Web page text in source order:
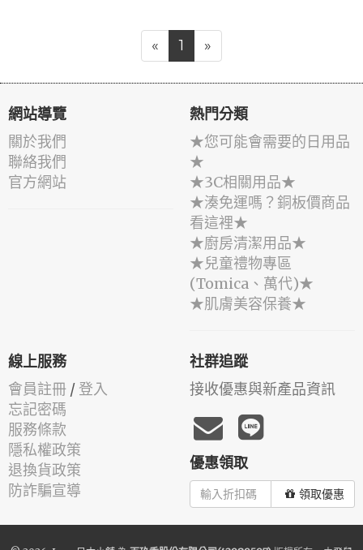
« 1 »
網站導覽
關於我們
聯絡我們
官方網站
熱門分類
★您可能會需要的日用品
★
★3C相關用品★
★湊免運嗎？銅板價商品
看這裡★
★廚房清潔用品★
★兒童禮物專區
(Tomica、萬代)★
★肌膚美容保養★
線上服務
會員註冊 / 登入
忘記密碼
服務條款
隱私權政策
退換貨政策
防詐騙宣導
社群追蹤
接收優惠與新產品資訊
優惠領取
領取優惠